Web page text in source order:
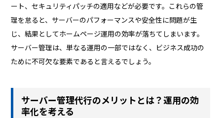
ート、セキュリティパッチの適用などが必要です。これらの管
理を怠ると、サーバーのパフォーマンスや安全性に問題が生
じ、結果としてホームページ運用の効率が落ちてしまいます。
サーバー管理は、単なる運用の一部ではなく、ビジネス成功の
ために不可欠な要素であると言えるでしょう。
サーバー管理代行のメリットとは？運用の効
率化を考える